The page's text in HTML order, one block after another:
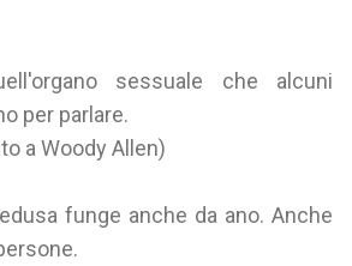
sessuale che alcuni
per parlare.
a Woody Allen)
funge anche da ano. Anche